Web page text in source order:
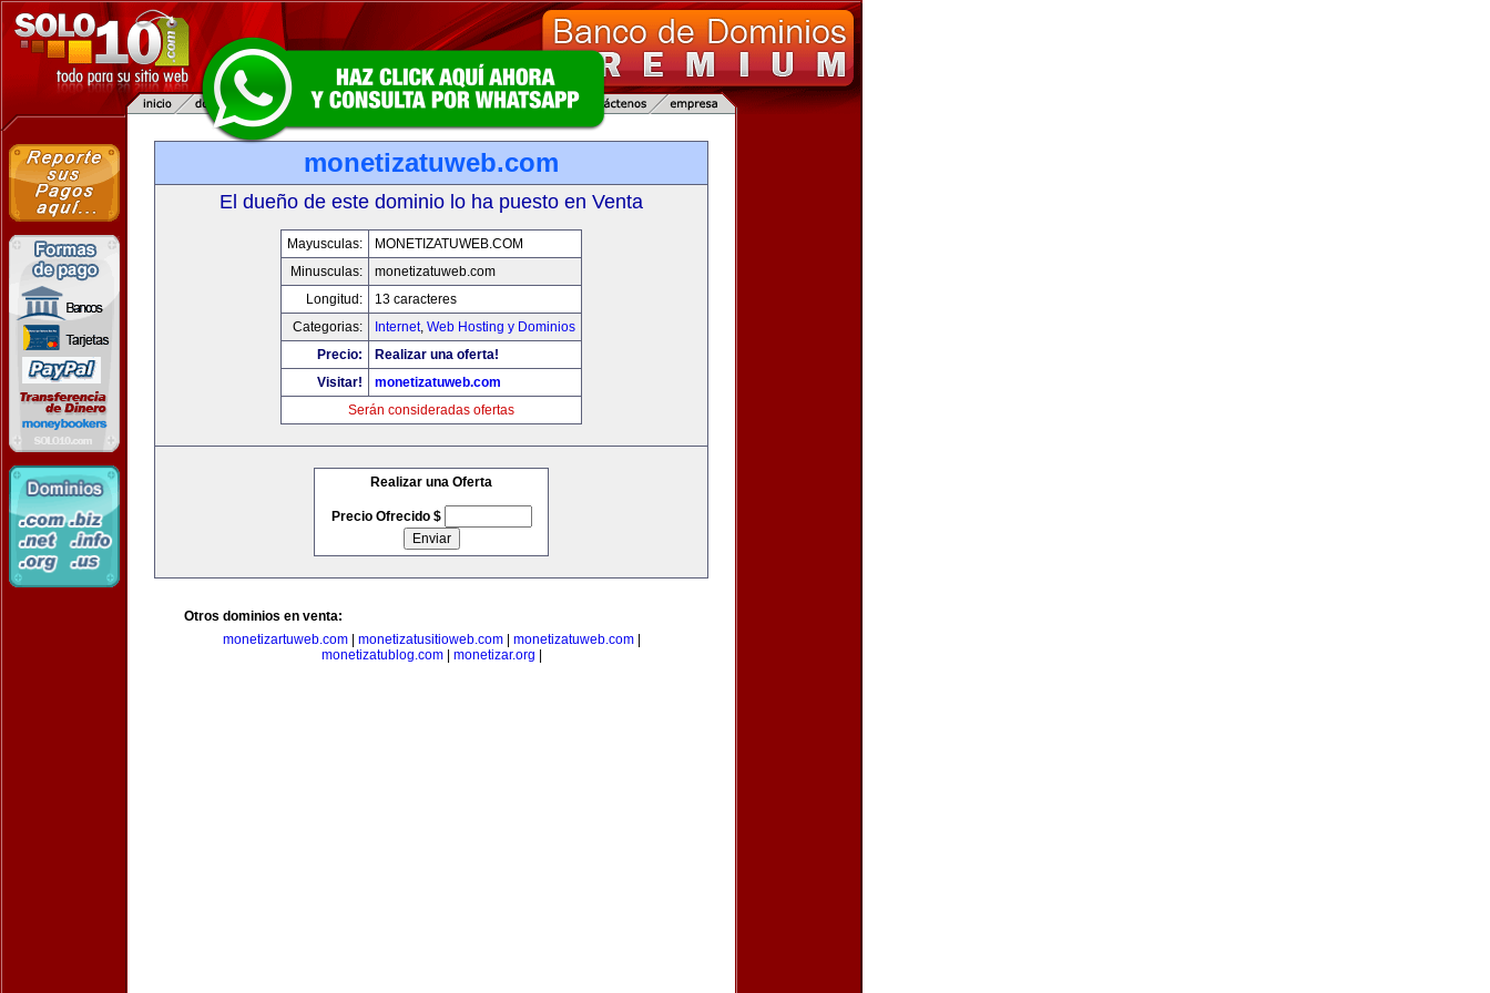
monetizatuweb.com
El dueño de este dominio lo ha puesto en Venta
Mayusculas:
MONETIZATUWEB.COM
Minusculas:
monetizatuweb.com
Longitud:
13 caracteres
Categorias:
Internet, Web Hosting y Dominios
Precio:
Realizar una oferta!
Visitar!
monetizatuweb.com
Serán consideradas ofertas
Realizar una Oferta
Precio Ofrecido $
Otros dominios en venta:
monetizartuweb.com| monetizatusitioweb.com| monetizatuweb.com|
monetizatublog.com| monetizar.org